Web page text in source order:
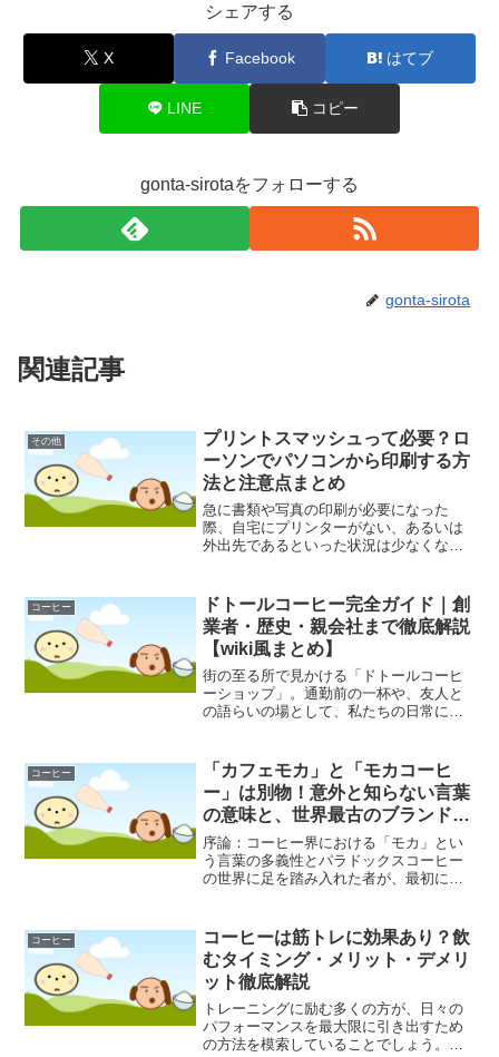
シェアする
X Facebook はてブ
LINE コピー
gonta-sirotaをフォローする
gonta-sirota
関連記事
その他
プリントスマッシュって必要？ロ
ーソンでパソコンから印刷する方
法と注意点まとめ
急に書類や写真の印刷が必要になった
際、自宅にプリンターがない、あるいは
外出先であるといった状況は少なくない
印刷サービスです。特にローソンでは、
パソコンからでも手軽に印刷...
コーヒー
ドトールコーヒー完全ガイド｜創
業者・歴史・親会社まで徹底解説
【wiki風まとめ】
街の至る所で見かける「ドトールコーヒ
ーショップ」。通勤前の一杯や、友人と
の語らいの場として、私たちの日常に溶
情熱、そして巧みなブランド戦略につい
て、私たちはどれほど知っ...
コーヒー
「カフェモカ」と「モカコーヒ
ー」は別物！意外と知らない言葉
の意味と、世界最古のブランドの
歴史
序論：コーヒー界における「モカ」とい
う言葉の多義性とパラドックスコーヒー
の世界に足を踏み入れた者が、最初に直
す。ある時はカフェのメニューボードに
記された、ホイップク...
コーヒー
コーヒーは筋トレに効果あり？飲
むタイミング・メリット・デメリ
ット徹底解説
トレーニングに励む多くの方が、日々の
パフォーマンスを最大限に引き出すため
の方法を模索していることでしょう。プ